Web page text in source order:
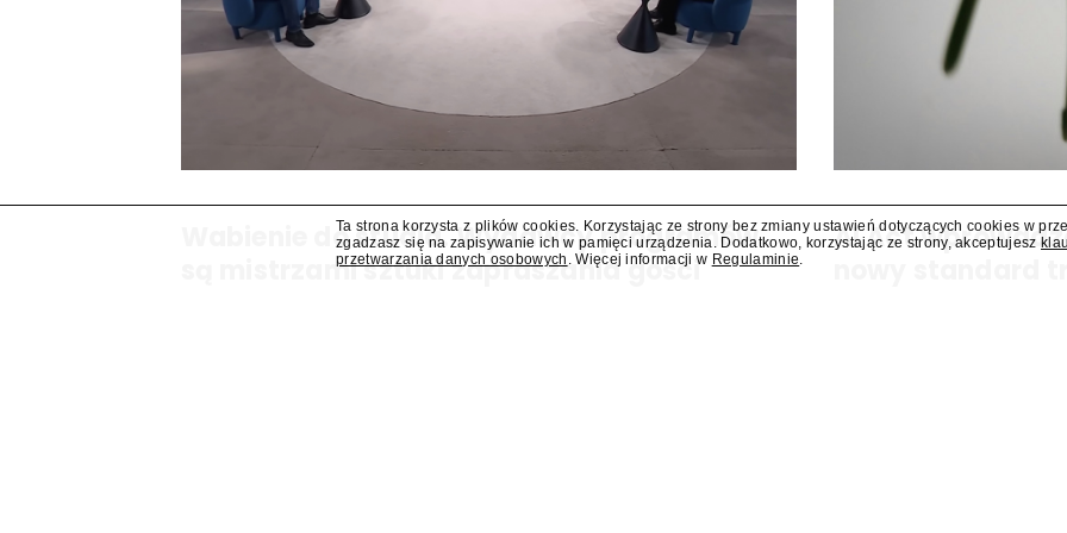
Wabienie do studia. Wydawcy programów
są mistrzami sztuki zapraszania gości
AI Act
Ta strona korzysta z plików cookies. Korzystając ze strony bez zmiany ustawień dotyczących cookies w
zgadzasz się na zapisywanie ich w pamięci urządzenia. Dodatkowo, korzystając ze strony, akceptujesz
przetwarzania danych osobowych . Więcej informacji w Regulaminie.